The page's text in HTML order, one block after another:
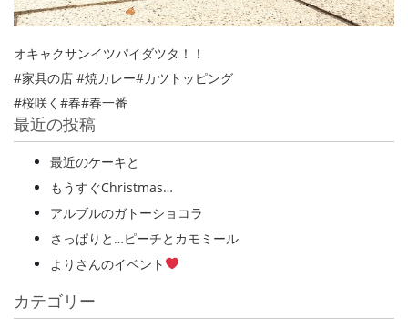
オキャクサンイツパイダツタ！！
#家具の店 #焼カレー#カツトッピング
#桜咲く#春#春一番
最近の投稿
最近のケーキと
もうすぐChristmas…
アルブルのガトーショコラ
さっぱりと…ピーチとカモミール
よりさんのイベント
カテゴリー